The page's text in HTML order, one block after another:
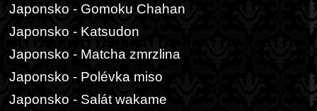
Japonsko - Gomoku Chahan
Japonsko - Katsudon
Japonsko - Matcha zmrzlina
Japonsko - Polévka miso
Japonsko - Salát wakame